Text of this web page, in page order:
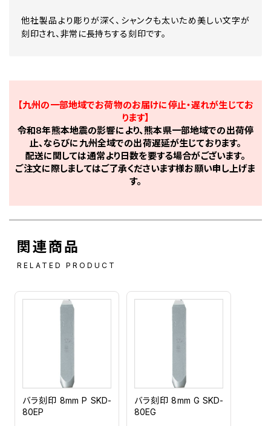
他社製品より彫りが深く、シャンクも太いため美しい文字が
刻印され、非常に長持ちする刻印です。
【九州の一部地域でお荷物のお届けに停止・遅れが生じてお
ります】
令和8年熊本地震の影響により、熊本県一部地域での出荷停
止、ならびに九州全域での出荷遅延が生じております。
配送に関しては通常より日数を要する場合がございます。
ご注文に際しましてはご了承くださいます様お願い申し上げま
す。
関連商品
RELATED PRODUCT
バラ刻印 8mm P SKD-
80EP
バラ刻印 8mm G SKD-
80EG